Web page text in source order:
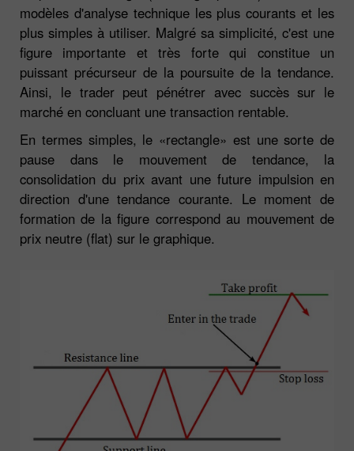
modèles d'analyse technique les plus courants et les
plus simples à utiliser. Malgré sa simplicité, c'est une
figure importante et très forte qui constitue un
puissant précurseur de la poursuite de la tendance.
Ainsi, le trader peut pénétrer avec succès sur le
marché en concluant une transaction rentable.
En termes simples, le «rectangle» est une sorte de
pause dans le mouvement de tendance, la
consolidation du prix avant une future impulsion en
direction d'une tendance courante. Le moment de
formation de la figure correspond au mouvement de
prix neutre (flat) sur le graphique.